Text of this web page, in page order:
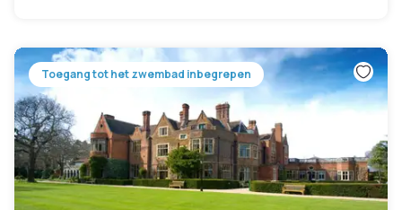
Toegang tot het zwembad inbegrepen